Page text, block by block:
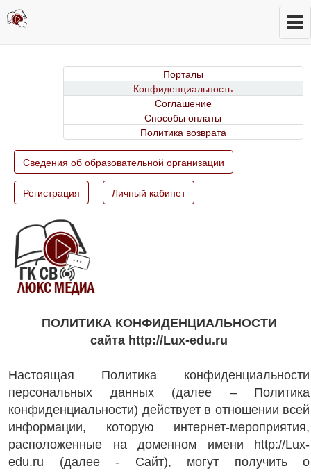
Порталы
Конфиденциальность
Соглашение
Способы оплаты
Политика возврата
Сведения об образовательной организации
Регистрация Личный кабинет
ПОЛИТИКА КОНФИДЕНЦИАЛЬНОСТИ
сайта http://Lux-edu.ru
Настоящая Политика конфиденциальности
персональных данных (далее – Политика
конфиденциальности) действует в отношении всей
информации, которую интернет-мероприятия,
расположенные на доменном имени http://Lux-
edu.ru (далее - Сайт), могут получить о